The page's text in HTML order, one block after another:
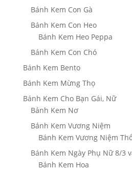
Bánh Kem Con Gà
Bánh Kem Con Heo
Bánh Kem Heo Peppa
Bánh Kem Con Chó
Bánh Kem Bento
Bánh Kem Mừng Thọ
Bánh Kem Cho Bạn Gái, Nữ
Bánh Kem Nơ
Bánh Kem Vương Niệm
Bánh Kem Vương Niệm
Bánh Kem Ngày Phụ Nữ 8/3
Bánh Kem Hoa